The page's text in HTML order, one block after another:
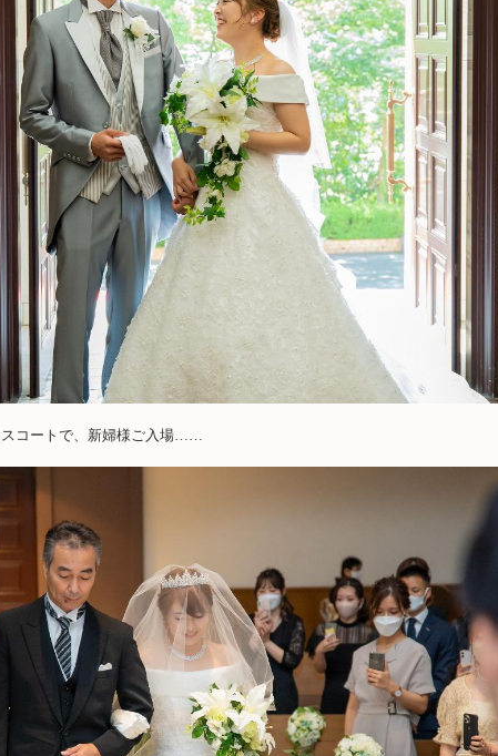
コートで、新婦様ご入場……